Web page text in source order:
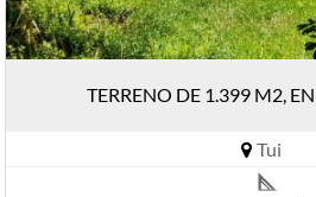
TERRENO DE 1.399 M2,
Tui